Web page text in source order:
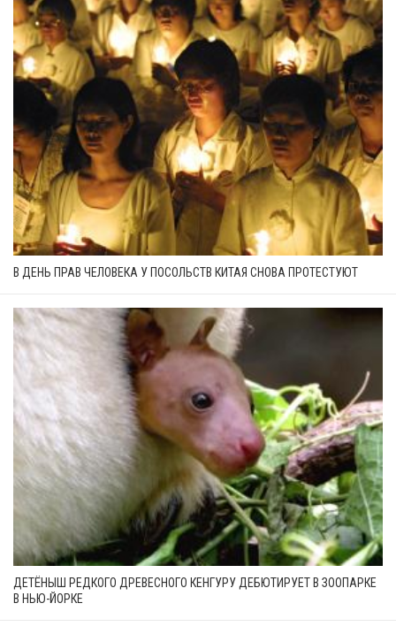
В ДЕНЬ ПРАВ ЧЕЛОВЕКА У ПОСОЛЬСТВ КИТАЯ СНОВА ПРОТЕСТУЮТ
ДЕТЁНЫШ РЕДКОГО ДРЕВЕСНОГО КЕНГУРУ ДЕБЮТИРУЕТ В ЗООПАРКЕ
В НЬЮ-ЙОРКЕ